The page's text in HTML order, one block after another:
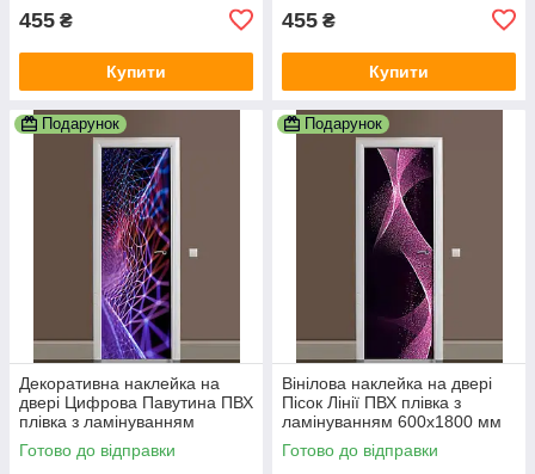
455 ₴
Купити
455 ₴
Купити
Подарунок
Декоративна наклейка на
двері Цифрова Павутина ПВХ
плівка з ламінуванням
600х1800 мм Абстракція
Фіолетовий
Готово до відправки
Подарунок
Вінілова наклейка на двері
Пісок Лінії ПВХ плівка з
ламінуванням 600х1800 мм
Абстракції Фіолетовий
Готово до відправки